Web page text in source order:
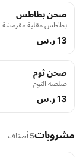
صحن بطاطس
بطاطس مقلية مقرمشة
13 ر.س
صحن ثوم
صلصة الثوم
13 ر.س
مشروبات5 أصناف